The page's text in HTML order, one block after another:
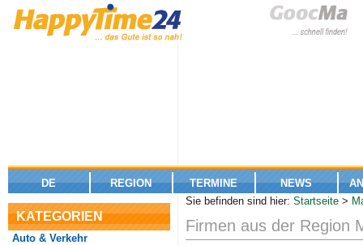
DE REGION TERMINE NEWS
KATEGORIEN
Auto & Verkehr
Sie befinden sind hier: Startseite >
Firmen aus der Region